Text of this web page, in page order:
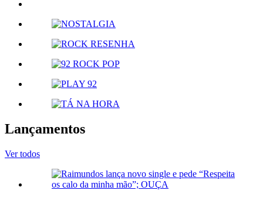
Lançamentos
Ver todos